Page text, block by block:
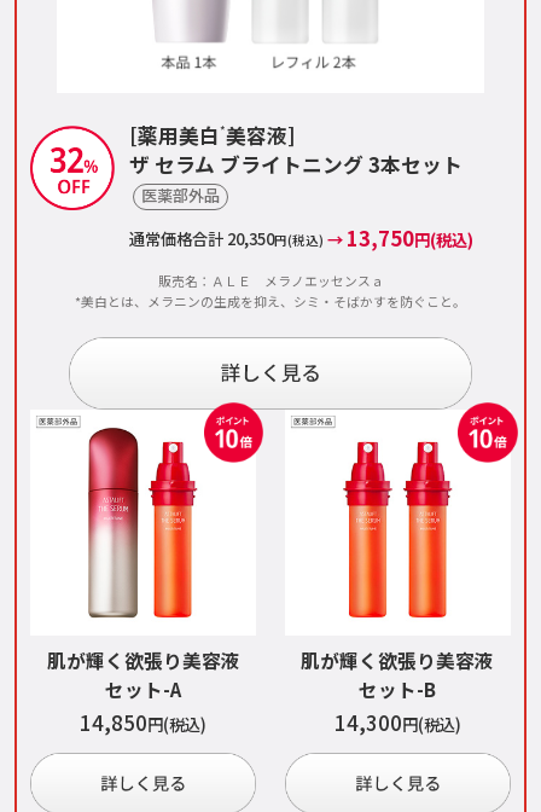
[薬用美白*美容液]
ザ セラム ブライトニング 3本セット
医薬部外品
通常価格合計 20,350円(税込) → 13,750円(税込)
販売名：ＡＬＥ メラノエッセンスａ
*美白とは、メラニンの生成を抑え、シミ・そばかすを防ぐこと。
肌が輝く欲張り美容液
セット-A
14,850
肌が輝く欲張り美容液
セット-B
14,300